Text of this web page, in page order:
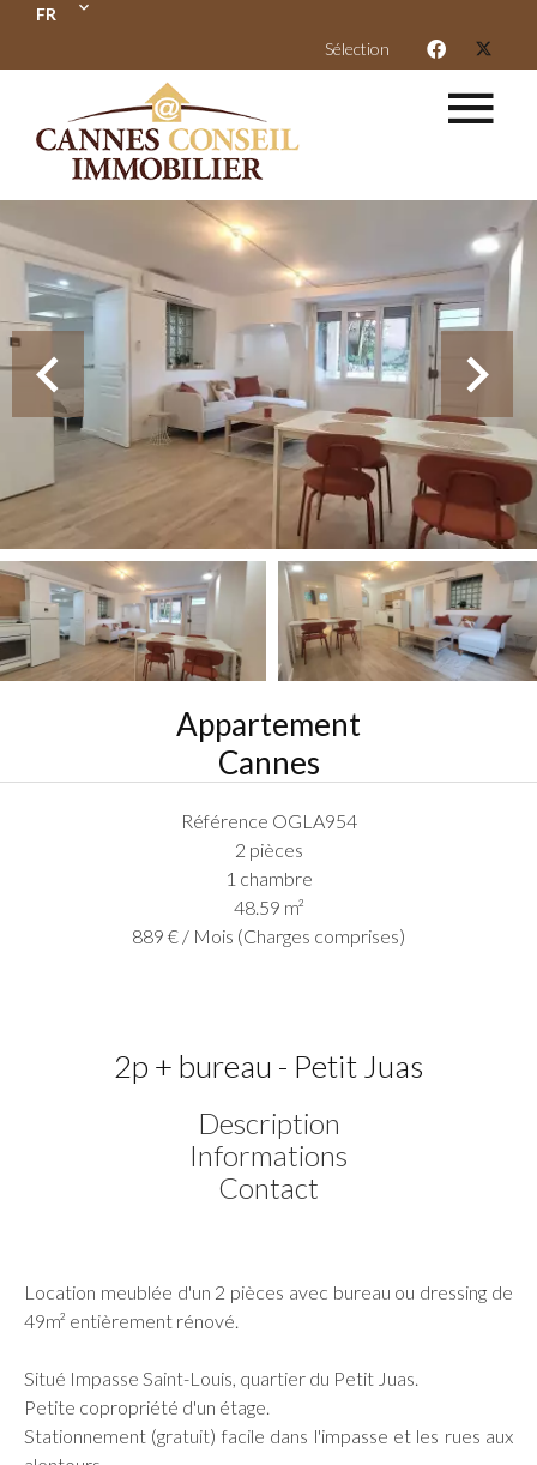
FR
Sélection
Appartement
Cannes
Référence OGLA954
2 pièces
1 chambre
48.59 m²
889 € / Mois (Charges comprises)
2p + bureau - Petit Juas
Description
Informations
Contact
Location meublée d'un 2 pièces avec bureau ou dressing de
49m² entièrement rénové.
Situé Impasse Saint-Louis, quartier du Petit Juas.
Petite copropriété d'un étage.
Stationnement (gratuit) facile dans l'impasse et les rues aux